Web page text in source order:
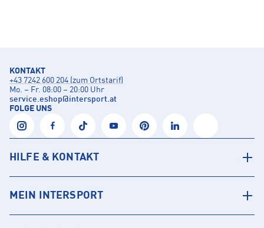
KONTAKT
+43 7242 600 204 (zum Ortstarif)
Mo. – Fr. 08:00 – 20:00 Uhr
service.eshop@intersport.at
FOLGE UNS
HILFE & KONTAKT
MEIN INTERSPORT